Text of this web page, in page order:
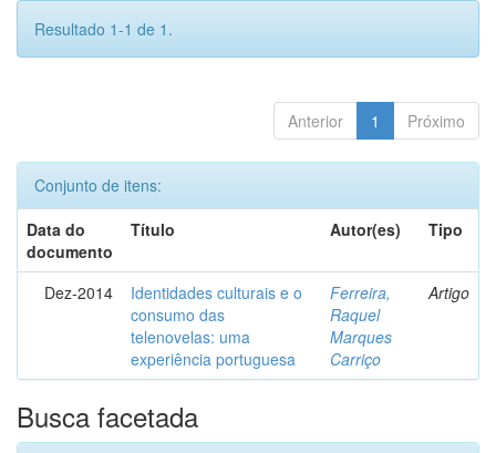
Resultado 1-1 de 1.
Anterior 1 Próximo
Conjunto de itens:
Data do
documento
Título Autor(es) Tipo
Dez-2014
Identidades culturais e o
consumo das
telenovelas: uma
experiência portuguesa
Ferreira,
Raquel
Marques
Carriço
Artigo
Busca facetada